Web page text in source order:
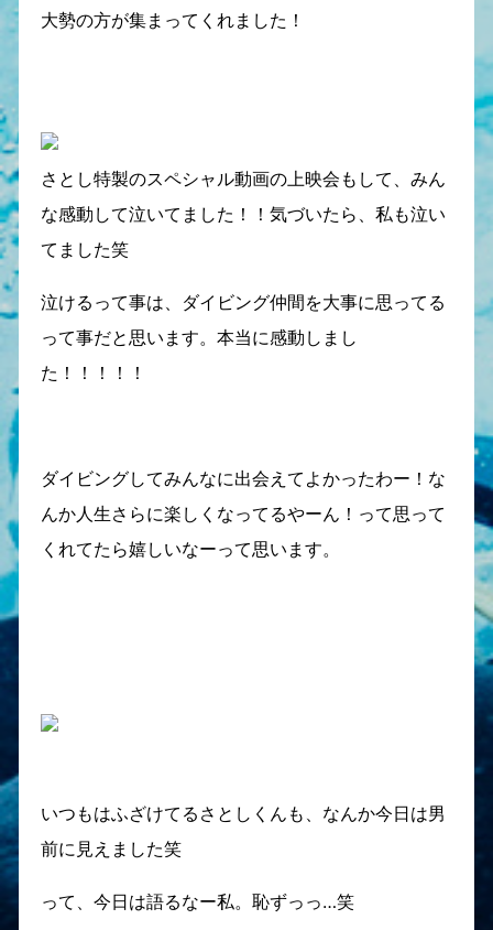
大勢の方が集まってくれました！
さとし特製のスペシャル動画の上映会もして、みん
な感動して泣いてました！！気づいたら、私も泣い
てました笑
泣けるって事は、ダイビング仲間を大事に思ってる
って事だと思います。本当に感動しまし
た！！！！！
ダイビングしてみんなに出会えてよかったわー！な
んか人生さらに楽しくなってるやーん！って思って
くれてたら嬉しいなーって思います。
いつもはふざけてるさとしくんも、なんか今日は男
前に見えました笑
って、今日は語るなー私。恥ずっっ…笑